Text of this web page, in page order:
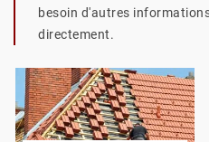
besoin d'autres
directement.